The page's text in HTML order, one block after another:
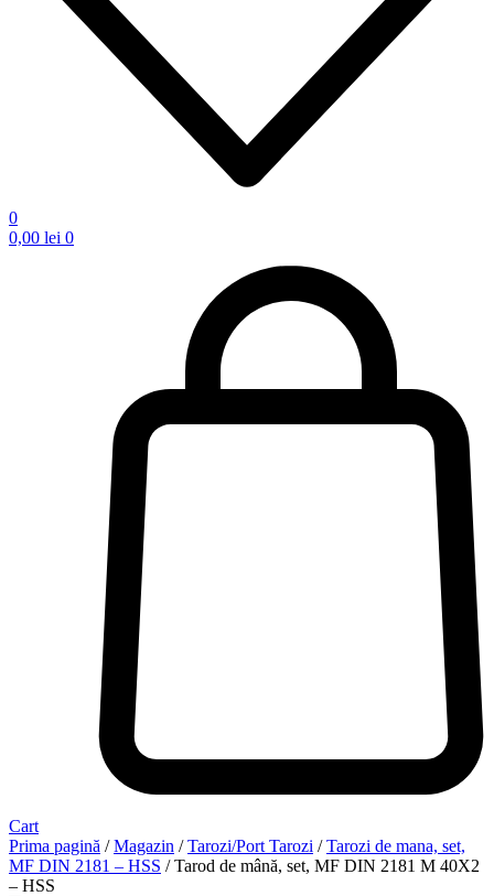
0
0,00 lei 0
Cart
Prima pagină /Magazin /Tarozi/Port Tarozi /Tarozi de mana, set,
MF DIN 2181 – HSS / Tarod de mână, set, MF DIN 2181 M 40X2
– HSS